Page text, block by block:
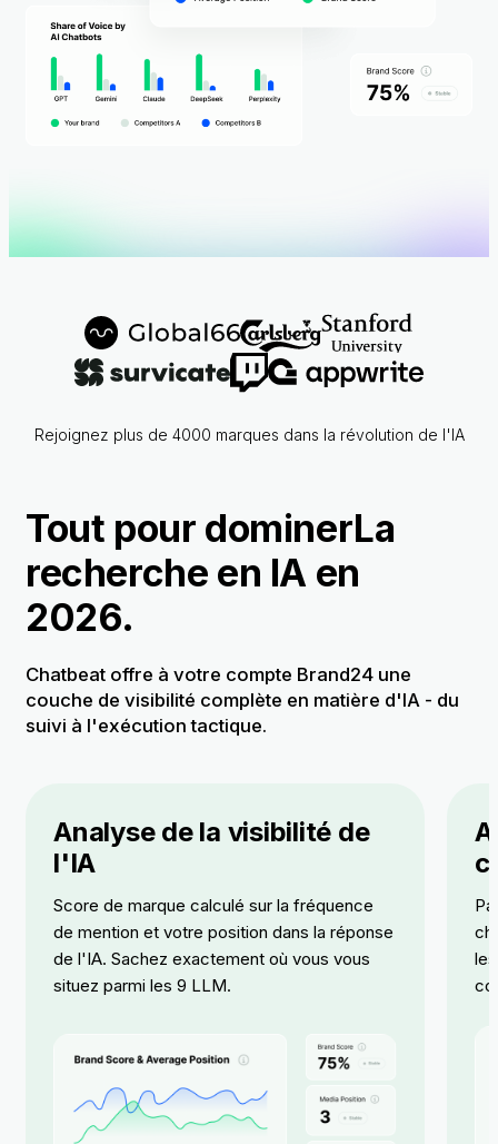
Rejoignez plus de 4000 marques dans la révolution de l'IA
Tout pour dominerLa
recherche en IA en
2026.
Chatbeat offre à votre compte Brand24 une
couche de visibilité complète en matière d'IA - du
suivi à l'exécution tactique.
Analyse de la visibilité de
l'IA
Score de marque calculé sur la fréquence
de mention et votre position dans la réponse
de l'IA. Sachez exactement où vous vous
situez parmi les 9 LLM.